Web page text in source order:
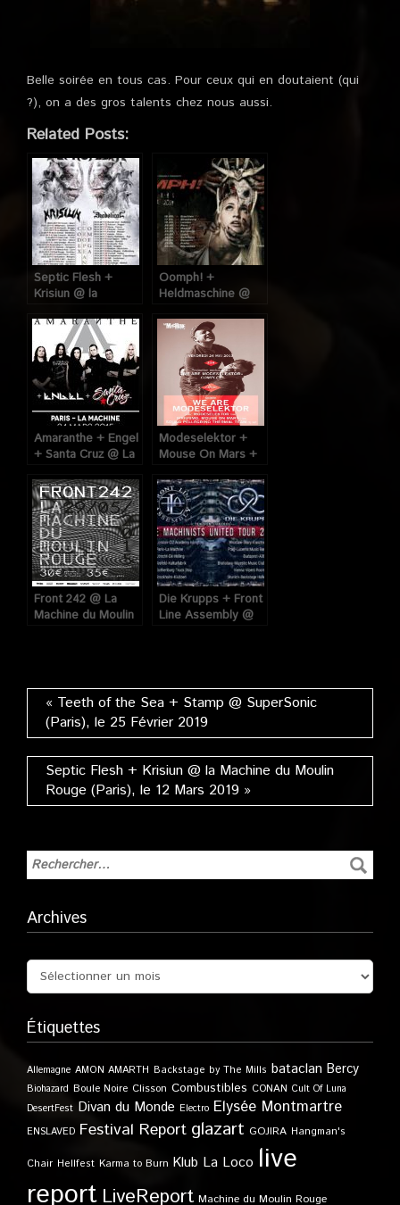
Belle soirée en tous cas. Pour ceux qui en doutaient (qui
?), on a des gros talents chez nous aussi.
Related Posts:
Septic Flesh +
Krisiun @ la
Rouge (Paris), le 12
Mars 2019
Oomph! +
Heldmaschine @
Rouge (Paris), le
20 Mars 2019
Amaranthe + Engel
+ Santa Cruz @ La
Rouge (Paris), le
24 Mars 2015
Modeselektor +
Mouse On Mars +
Machine du Moulin
Rouge (Paris), le
24 Mai 2013
Front 242 @ La
Machine du Moulin
Die Krupps + Front
Line Assembly @
« Teeth of the Sea + Stamp @ SuperSonic
(Paris), le 25 Février 2019
Septic Flesh + Krisiun @ la Machine du Moulin
Rouge (Paris), le 12 Mars 2019 »
Archives
Étiquettes
Allemagne AMON AMARTH Backstage by The Mills bataclan Bercy
Biohazard Boule Noire Clisson Combustibles CONAN Cult Of Luna
DesertFest Divan du Monde Electro Elysée Montmartre
ENSLAVED Festival Report glazart GOJIRA Hangman's
Chair Hellfest Karma to Burn Klub La Loco live
report LiveReport Machine du Moulin Rouge